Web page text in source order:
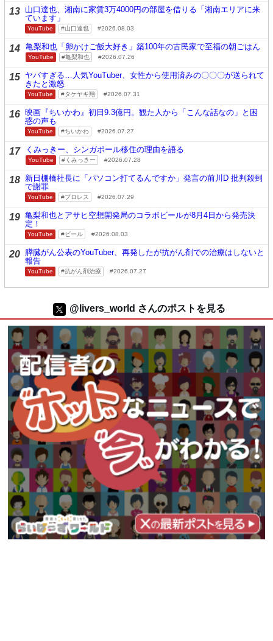
13 山口達也、湘南に家賃3万4000円の部屋を借りる「湘南エリアに来
ています」
YouTube 山口達也 2026.08.03
14 亀梨和也「卵かけご飯大好き」築100年の古民家で至福の朝ごはん
YouTube 亀梨和也 2026.07.26
15 ヤバすぎる…人気YouTuber、女性から使用済みの〇〇〇が送られて
きたと激怒
YouTube タケヤキ翔 2026.07.31
16 映画『ちいかわ』初日9.3億円。観た人から「こんな話なの」と困
惑の声も
YouTube ちいかわ 2026.07.27
17 くみっきー、シンガポール移住の理由を語る
YouTube くみっきー 2026.07.28
18 新日棚橋社長に「パソコン打てるんですか」発言の前川D 批判殺到
で謝罪
YouTube プロレス 2026.07.29
19 亀梨和也とアサヒ空想開発局のコラボビールが8月4日から発売決
定！
YouTube ビール 2026.08.03
20 膵臓がん公表のYouTuber、再発したが抗がん剤での治療はしないと
報告
YouTube 抗がん剤治療 2026.07.27
@livers_world さんのポストを見る